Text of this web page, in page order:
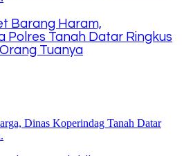
Barang Haram,
Polres Tanah Datar Ringkus
Tuanya